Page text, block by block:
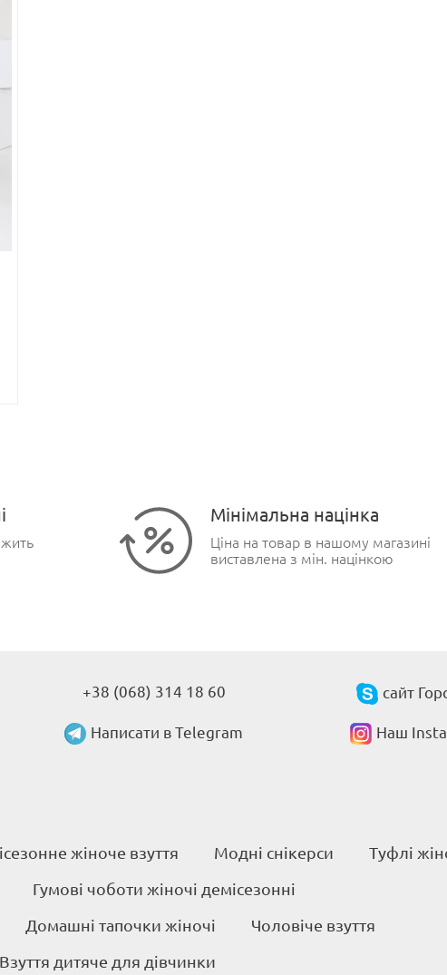
Мінімальна націнка
Ціна на товар в нашому магазині
виставлена з мін. націнкою
+38 (068) 314 18 60 сайт
Написати в Telegram Наш
жіноче взуття Модні снікерси
Туфлі
Гумові чоботи жіночі демісезонні
Домашні тапочки жіночі
Чоловіче взуття
Взуття дитяче для дівчинки